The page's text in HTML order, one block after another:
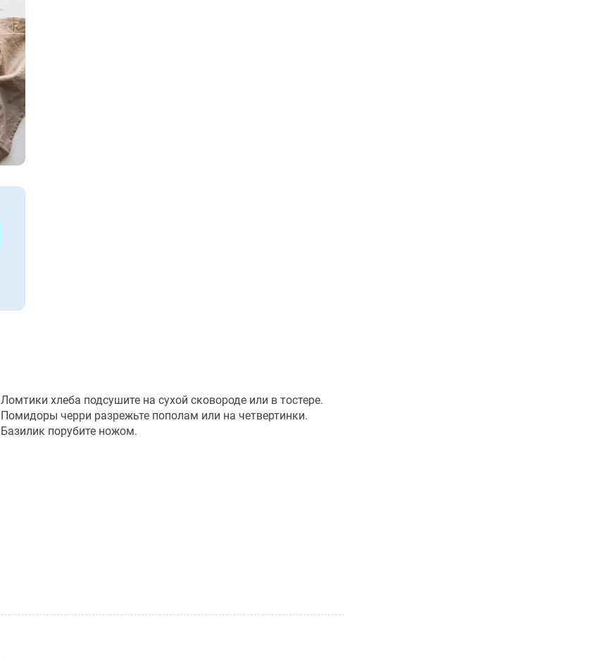
Ломтики хлеба подсушите на сухой сковороде или в тостере.
Помидоры черри разрежьте пополам или на четвертинки.
Базилик порубите ножом.